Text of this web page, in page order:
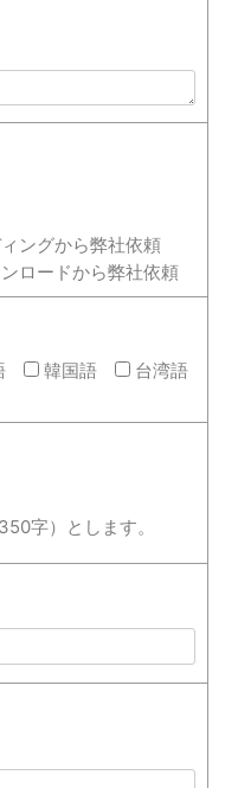
ングから弊社依頼
ロードから弊社依頼
韓国語
台湾語
字）とします。